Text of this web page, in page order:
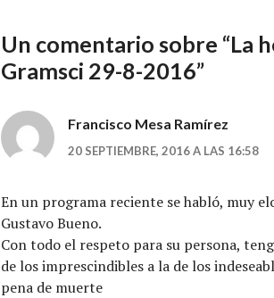
Un comentario sobre “La
Gramsci 29-8-2016”
Francisco Mesa Ramírez
20 SEPTIEMBRE, 2016 A LAS 16:58
En un programa reciente se habló, muy
Gustavo Bueno.
Con todo el respeto para su persona,
de los imprescindibles a la de los
pena de muerte